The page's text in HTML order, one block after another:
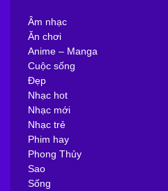
Âm nhạc
Ăn chơi
Anime – Manga
Cuộc sống
Đẹp
Nhạc hot
Nhạc mới
Nhạc trẻ
Phim hay
Phong Thủy
Sao
Sống